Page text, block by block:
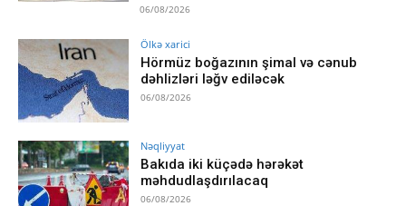
06/08/2026
Ölkə xarici
Hörmüz boğazının şimal və cənub
dəhlizləri ləğv ediləcək
06/08/2026
Nəqliyyat
Bakıda iki küçədə hərəkət
məhdudlaşdırılacaq
06/08/2026